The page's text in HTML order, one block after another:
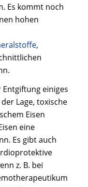
Es kommt noch
hohen
,
Entgiftung einiges
Lage, toxische
Eisen
eine
Es gibt auch
z. B. bei